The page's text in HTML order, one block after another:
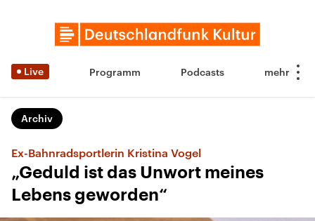
Live Programm Podcasts
Archiv
Ex-Bahnradsportlerin Kristina Vogel
„Geduld ist das Unwort meines
Lebens geworden“